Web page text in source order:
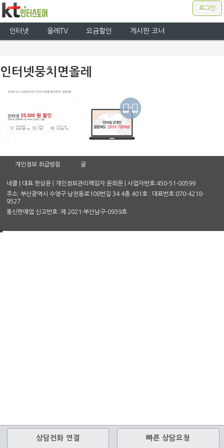
로그인
인터넷 올레TV 요금할인 게시판 코너
인터넷뭉치면올레
개인정보 취급방침 글
네클 | 대표:한상윤 | 개인정보관리책임자:윤희문 | 사업자번호:450-51-00599
주소: 부산광역시 수영구 남천동로108번길 34 4층 401호 : 대표번호:070-4218-
9527
통신판매업 신고번호 :제 2021-부산남구-0939호
상담전화 연결 빠른 상담요청